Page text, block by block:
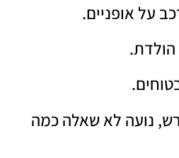
על אופניים.
הולדת.
נועה לא שאלה כמה